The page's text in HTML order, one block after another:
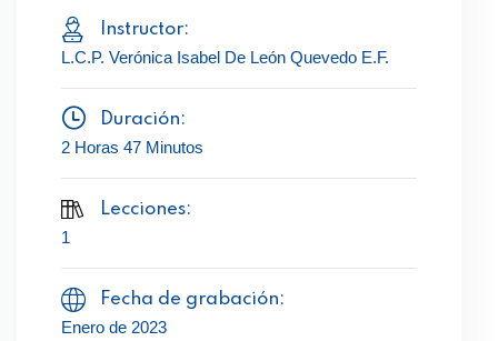
Instructor:
L.C.P. Verónica Isabel De León Quevedo E.F.
Duración:
2 Horas 47 Minutos
Lecciones:
1
Fecha de grabación:
Enero de 2023